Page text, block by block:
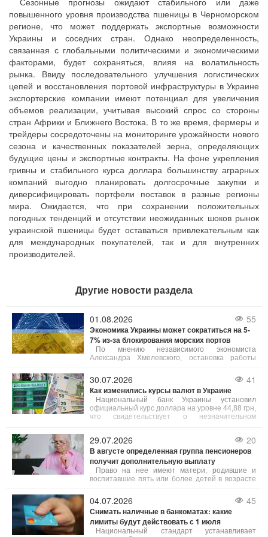
повышенного уровня производства пшеницы в Черноморском
регионе, что может поддержать экспортные возможности
Украины и соседних стран. Однако неопределенность,
связанная с глобальными политическими и экономическими
факторами, будет сохраняться, влияя на волатильность
рынка. Ввиду последовательного улучшения логистических
цепей и восстановления портовой инфраструктуры в Украине
экспортерские компании имеют потенциал для увеличения
объемов реализации, учитывая высокий спрос со стороны
стран Африки и Ближнего Востока. В то же время, фермеры и
трейдеры сосредоточены на мониторинге урожайности нового
сезона и качественных показателей зерна, определяющих
будущие цены и экспортные контракты. На фоне укрепления
гривны и стабильного курса доллара большинству аграрных
компаний выгодно планировать долгосрочные закупки и
диверсифицировать портфели поставок в разные регионы
мира. Ожидается, что при сохранении положительных
погодных тенденций и отсутствии неожиданных шоков рынок
украинской пшеницы будет оставаться привлекательным как
для международных покупателей, так и для внутренних
производителей.
Другие новости раздела
01.08.2026 55
Экономика Украины может сократиться на 5-
7% из-за блокирования морских портов
По мнению независимого экономиста
Александра Хмелевского, остановка работы
всей экономике страны, что приведет к
уменьшению бюджетных поступлений и
снижению благосостояния населения.
30.07.2026 41
Как изменились курсы валют в Украине
Национальный банк Украины установил
официальный курс доллара на уровне 44,88 грн,
что свидетельствует о незначительном
29.07.2026 20
В августе определенная группа пенсионеров
получит дополнительную выплату
Право на нее имеют матери, родившие и
воспитавшие пять или более детей в возрасте
Руденко на 24 канале, под воспитанием
понимают как родных, так и усыновленных
детей.
04.07.2026 45
Снимать наличные в банкоматах: какие
лимиты будут действовать с 1 июля
Национальный стандарт устанавливает